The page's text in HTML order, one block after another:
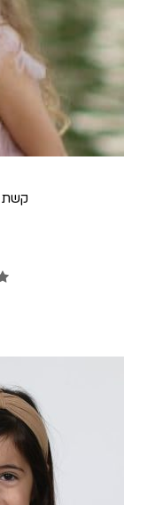
קשת